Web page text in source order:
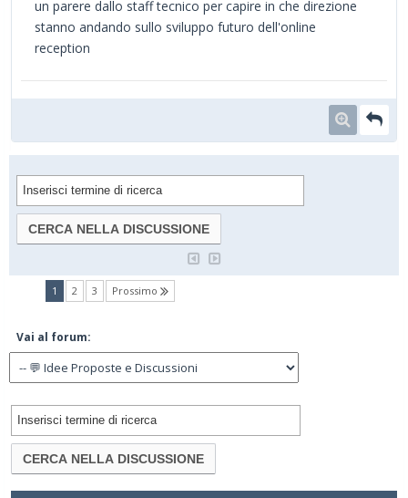
un parere dallo staff tecnico per capire in che direzione
stanno andando sullo sviluppo futuro dell'online
reception
1 (current)
2 3 Prossimo
Vai al forum: